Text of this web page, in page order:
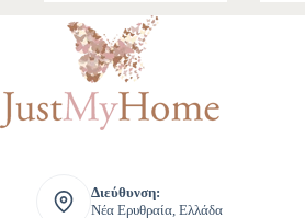
Διεύθυνση:
Νέα Ερυθραία, Ελλάδα